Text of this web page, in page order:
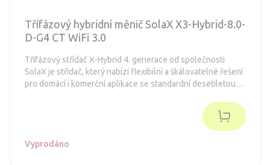
Třífázový hybridní měnič SolaX X3-Hybrid-8.0-
D-G4 CT WiFi 3.0
Třífázový střídač X-Hybrid 4. generace od společnosti
SolaX je střídač, který nabízí flexibilní a škálovatelné řešení
pro domácí i komerční aplikace se standardní desetiletou
Vyprodáno